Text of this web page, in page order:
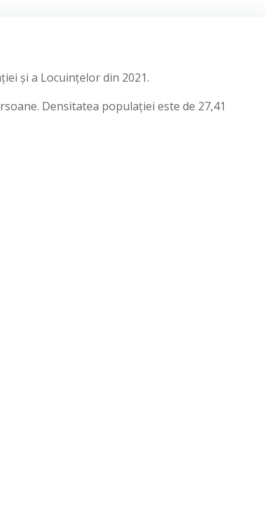
și a Locuințelor din 2021.
Densitatea populației este de 27,41